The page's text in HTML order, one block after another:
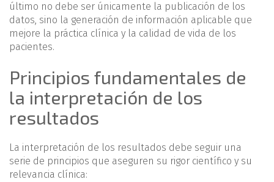
último no debe ser únicamente la publicación de los
datos, sino la generación de información aplicable que
mejore la práctica clínica y la calidad de vida de los
pacientes.
Principios fundamentales de
la interpretación de los
resultados
La interpretación de los resultados debe seguir una
serie de principios que aseguren su rigor científico y su
relevancia clínica: